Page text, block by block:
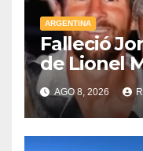
ARGENTINA
Falleció
de Lionel
AGO 8, 2026